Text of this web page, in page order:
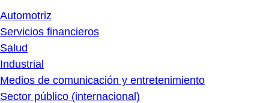
Automotriz
Servicios financieros
Salud
Industrial
Medios de comunicación y entretenimiento
Sector público (internacional)